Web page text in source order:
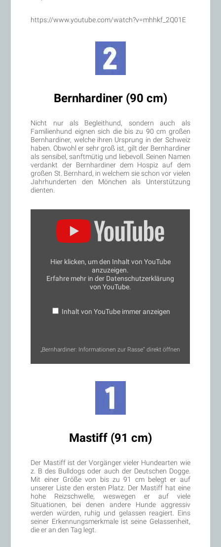
https://www.youtube.com/watch?v=mhhkf_2Q01E
Bernhardiner (90 cm)
Nicht nur als Begleithund, sondern auch als
Familienhund eignen sich die bis zu 90 cm großen
Bernhardiner, welche ihren Ursprung in der Schweiz
haben. Obwohl er sehr groß ist, gilt der Bernhardiner
als sensibel, sanftmütig und liebevoll. Seinen Namen
verdankt der Bernhardiner dem Hospiz auf dem
großen St. Bernhard, in welchem sie schon vor vielen
Jahrhunderten den Mönchen als Unterstützung
dienten.
Informationen
Hier klicken, um den Inhalt von YouTube
anzuzeigen.
Erfahre mehr in der Datenschutzerklärung
von YouTube.
Inhalt von YouTube immer anzeigen
„Bernhardiner: Informationen zur Rasse“ direkt öffnen
Mastiff (91 cm)
Der Mastiff ist der Vorgänger vieler Hundearten wie
z. B des Bulldogs oder auch der Deutschen Dogge.
Mit einer Größe von bis zu 91 cm belegt er auf
unserer Liste den ersten Platz. Der Mastiff hat eine
hohe Reizschwelle, weswegen er auf viele
Situationen, bei denen andere Hunde aggressiv
werden würden, ruhig und gelassen reagiert. Eins
seiner Erkennungsmerkmale ist seine Gelassenheit,
die er an den Tag legt.